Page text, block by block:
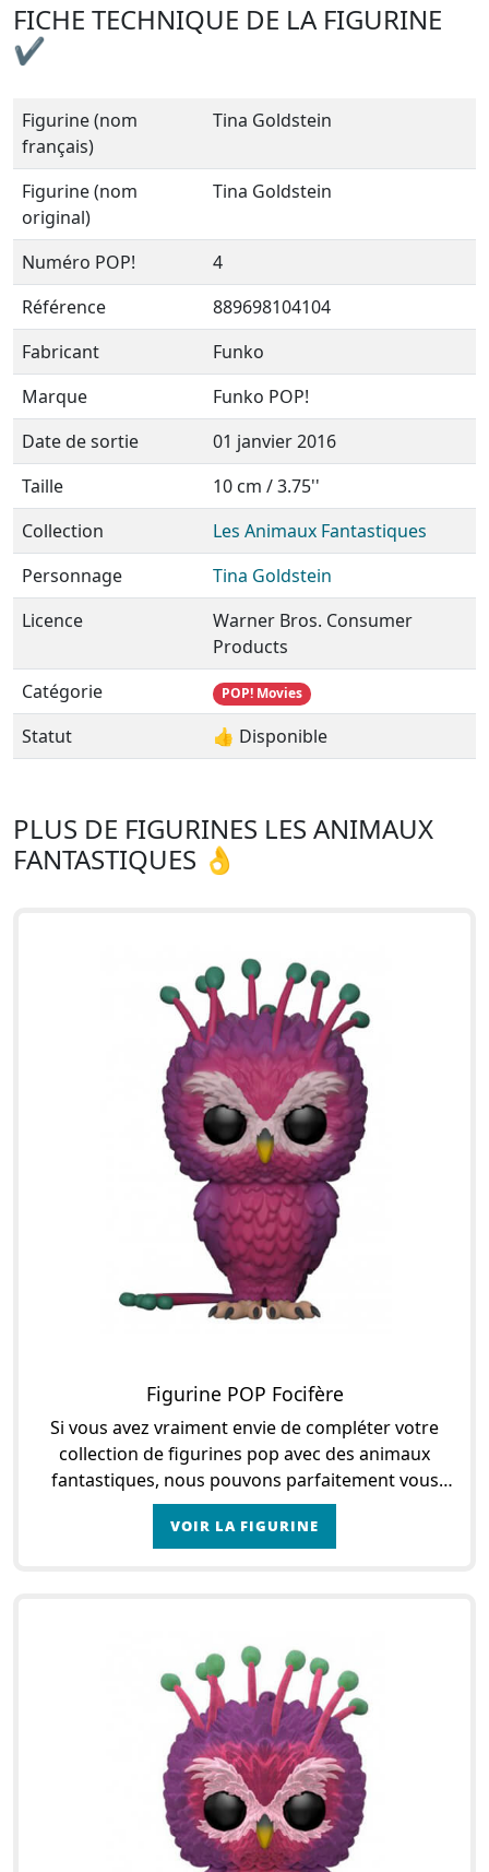
FICHE TECHNIQUE DE LA FIGURINE
✔
Figurine (nom
français)
Tina Goldstein
Figurine (nom
original)
Tina Goldstein
Numéro POP!
4
Référence
889698104104
Fabricant
Funko
Marque
Funko POP!
Date de sortie
01 janvier 2016
Taille
10 cm / 3.75''
Collection
Les Animaux Fantastiques
Personnage
Tina Goldstein
Licence
Warner Bros. Consumer
Products
Catégorie
POP! Movies
Statut 👍 Disponible
PLUS DE FIGURINES LES ANIMAUX
FANTASTIQUES 👌
Figurine POP Focifère
Si vous avez vraiment envie de compléter votre
collection de figurines pop avec des animaux
fantastiques, nous pouvons parfaitement vous
aider. En effet, vous pourrez opter pour Focifère si
vous le
VOIR LA FIGURINE